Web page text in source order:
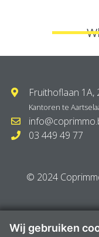
Wij gebruiken
Fruithoflaan 1A,
Kantoren te
03 449 49 77
© 2024